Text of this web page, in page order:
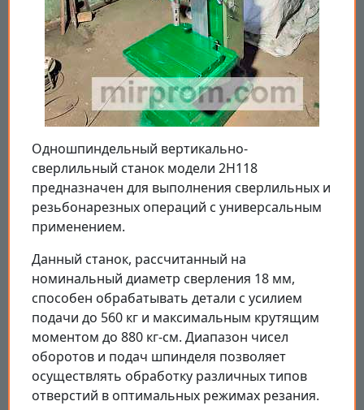
Одношпиндельный вертикально-
сверлильный станок модели 2Н118
предназначен для выполнения сверлильных и
резьбонарезных операций с универсальным
применением.
Данный станок, рассчитанный на
номинальный диаметр сверления 18 мм,
способен обрабатывать детали с усилием
подачи до 560 кг и максимальным крутящим
моментом до 880 кг-см. Диапазон чисел
оборотов и подач шпинделя позволяет
осуществлять обработку различных типов
отверстий в оптимальных режимах резания.